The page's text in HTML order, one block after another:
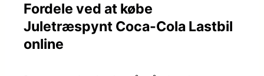
Fordele ved at købe
Juletræspynt Coca-Cola Lastbil
online